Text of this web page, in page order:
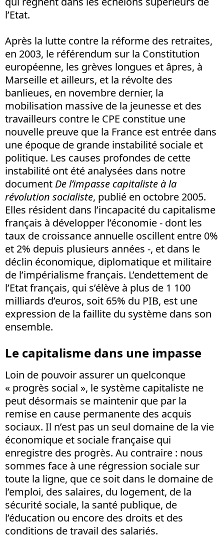
l’Etat.
Après la lutte contre la réforme des retraites,
en 2003, le référendum sur la Constitution
européenne, les grèves longues et âpres, à
Marseille et ailleurs, et la révolte des
banlieues, en novembre dernier, la
mobilisation massive de la jeunesse et des
travailleurs contre le CPE constitue une
nouvelle preuve que la France est entrée dans
une époque de grande instabilité sociale et
politique. Les causes profondes de cette
instabilité ont été analysées dans notre
document De l’impasse capitaliste à la
révolution socialiste, publié en octobre 2005.
Elles résident dans l’incapacité du capitalisme
français à développer l’économie - dont les
taux de croissance annuelle oscillent entre 0%
et 2% depuis plusieurs années -, et dans le
déclin économique, diplomatique et militaire
de l’impérialisme français. L’endettement de
l’Etat français, qui s’élève à plus de 1 100
milliards d’euros, soit 65% du PIB, est une
expression de la faillite du système dans son
ensemble.
Le capitalisme dans une impasse
Loin de pouvoir assurer un quelconque
« progrès social », le système capitaliste ne
peut désormais se maintenir que par la
remise en cause permanente des acquis
sociaux. Il n’est pas un seul domaine de la vie
économique et sociale française qui
enregistre des progrès. Au contraire : nous
sommes face à une régression sociale sur
toute la ligne, que ce soit dans le domaine de
l’emploi, des salaires, du logement, de la
sécurité sociale, la santé publique, de
l’éducation ou encore des droits et des
conditions de travail des salariés.